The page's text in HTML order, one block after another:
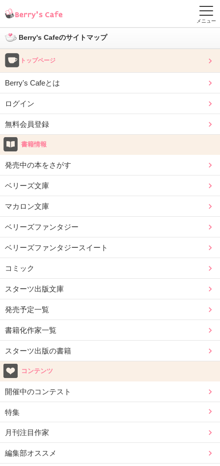
メニュー
Berry's Cafeのサイトマップ
トップページ
Berry's Cafeとは
ログイン
無料会員登録
書籍情報
発売中の本をさがす
ベリーズ文庫
マカロン文庫
ベリーズファンタジー
ベリーズファンタジースイート
コミック
スターツ出版文庫
発売予定一覧
書籍化作家一覧
スターツ出版の書籍
コンテンツ
開催中のコンテスト
特集
月刊注目作家
編集部オススメ